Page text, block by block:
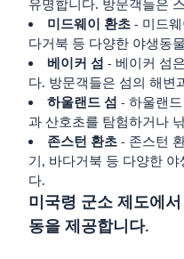
유명합니다. 방문객들은
미드웨이 환초 - 미드
다거북 등 다양한 야생동
베이커 섬 - 베이커 섬
다. 방문객들은 섬의 해변
하울랜드 섬 - 하울랜
과 산호초를 탐험하거나
존스턴 환초 - 존스턴
기, 바다거북 등 다양한
다.
미국령 군소 제도에
동을 제공합니다.